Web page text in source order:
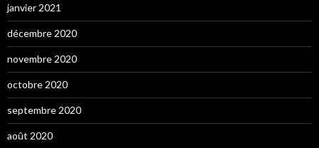
janvier 2021
décembre 2020
novembre 2020
octobre 2020
septembre 2020
août 2020